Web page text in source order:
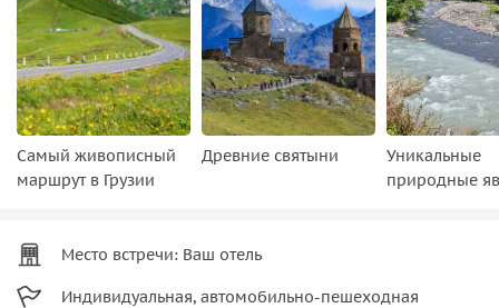
Самый живописный
маршрут в Грузии
Древние святыни
Уникальные
природные
Место встречи: Ваш отель
Индивидуальная, автомобильно-пешеходная